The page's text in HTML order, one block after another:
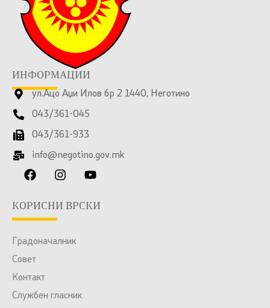
ИНФОРМАЦИИ
ул.Ацо Аџи Илов бр 2 1440, Неготино
043/361-045
043/361-933
info@negotino.gov.mk
КОРИСНИ ВРСКИ
Градоначалник
Совет
Контакт
Службен гласник